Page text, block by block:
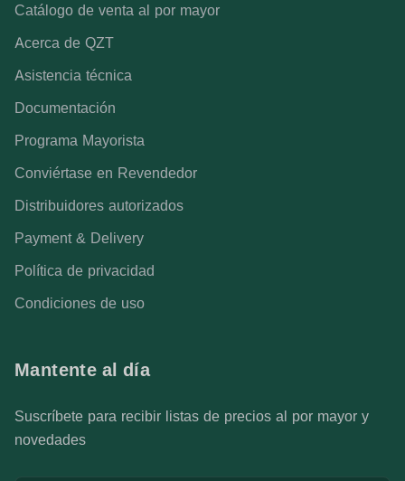
Catálogo de venta al por mayor
Acerca de QZT
Asistencia técnica
Documentación
Programa Mayorista
Conviértase en Revendedor
Distribuidores autorizados
Payment & Delivery
Política de privacidad
Condiciones de uso
Mantente al día
Suscríbete para recibir listas de precios al por mayor y
novedades